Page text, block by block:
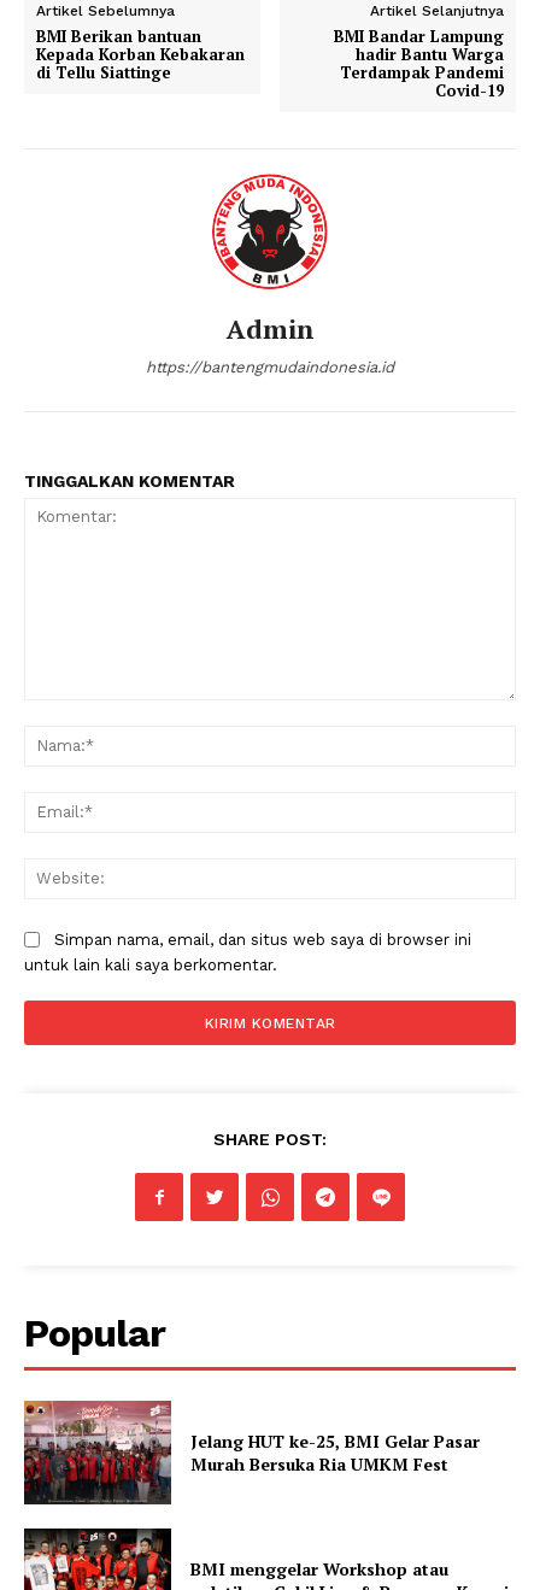
Artikel Sebelumnya
BMI Berikan bantuan
Kepada Korban Kebakaran
di Tellu Siattinge
Artikel Selanjutnya
BMI Bandar Lampung
hadir Bantu Warga
Terdampak Pandemi
Covid-19
Admin
https://bantengmudaindonesia.id
TINGGALKAN KOMENTAR
Simpan nama, email, dan situs web saya di browser ini
untuk lain kali saya berkomentar.
SHARE POST:
Popular
Jelang HUT ke-25, BMI Gelar Pasar
Murah Bersuka Ria UMKM Fest
BMI menggelar Workshop atau